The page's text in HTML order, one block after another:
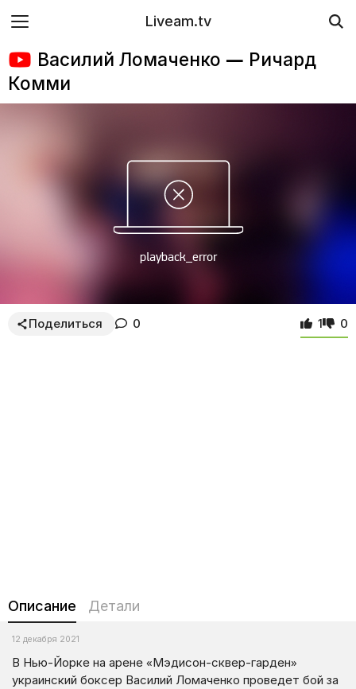
Liveam.tv
Василий Ломаченко — Ричард
Комми
Поделиться 0 1 0
Описание Детали
12 декабря 2021
В Нью-Йорке на арене «Мэдисон-сквер-гарден»
украинский боксер Василий Ломаченко проведет бой за